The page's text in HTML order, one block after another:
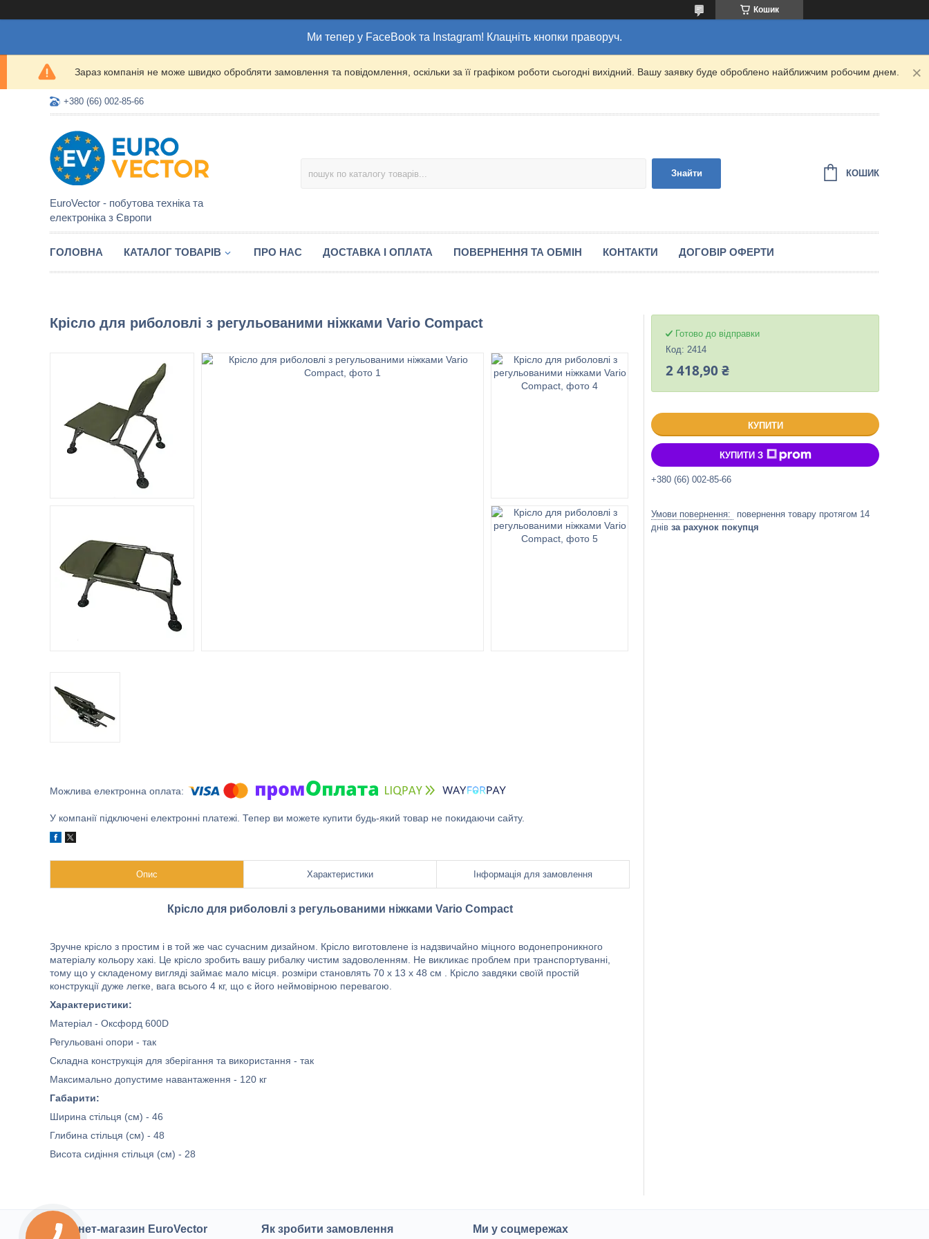
Кошик
Ми тепер у FaceBook та Instagram! Клацніть кнопки праворуч.
Зараз компанія не може швидко обробляти замовлення та повідомлення, оскільки за її графіком роботи сьогодні вихідний. Вашу заявку буде оброблено найближчим робочим днем.
+380 (66) 002-85-66
EuroVector - побутова техніка та
електроніка з Європи
Знайти КОШИК
ГОЛОВНА КАТАЛОГ ТОВАРІВ ПРО НАС ДОСТАВКА І ОПЛАТА ПОВЕРНЕННЯ ТА ОБМІН КОНТАКТИ ДОГОВІР ОФЕРТИ
Крісло для риболовлі з регульованими ніжками Vario Compact
У компанії підключені електронні платежі. Тепер ви можете купити будь-який товар не покидаючи сайту.
Опис Характеристики Інформація для замовлення
Крісло для риболовлі з регульованими ніжками Vario Compact
Зручне крісло з простим і в той же час сучасним дизайном. Крісло виготовлене із надзвичайно міцного водонепроникного
матеріалу кольору хакі. Це крісло зробить вашу рибалку чистим задоволенням. Не викликає проблем при транспортуванні,
тому що у складеному вигляді займає мало місця. розміри становлять 70 х 13 х 48 см . Крісло завдяки своїй простій
конструкції дуже легке, вага всього 4 кг, що є його неймовірною перевагою.
Характеристики:
Матеріал - Оксфорд 600D
Регульовані опори - так
Складна конструкція для зберігання та використання - так
Максимально допустиме навантаження - 120 кг
Габарити:
Ширина стільця (см) - 46
Глибина стільця (см) - 48
Висота сидіння стільця (см) - 28
Готово до відправки
Код: 2414
2 418,90 ₴
КУПИТИ
КУПИТИ З
+380 (66) 002-85-66
повернення товару протягом 14
днів за рахунок покупця
Інтернет-магазин EuroVector Як зробити замовлення Ми у соцмережах